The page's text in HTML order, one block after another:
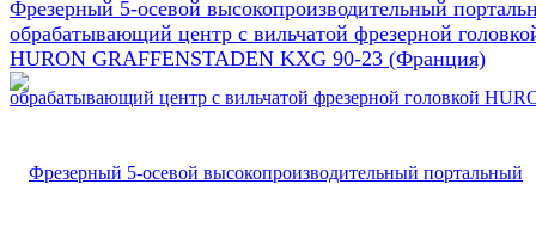
Фрезерный 5-осевой высокопроизводительный
обрабатывающий центр с вильчатой фрезерной
HURON GRAFFENSTADEN KXG 90-23 (Франция)